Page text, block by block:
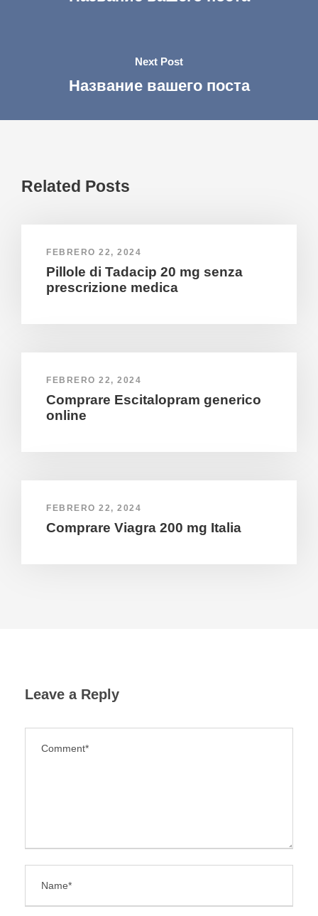
Next Post
Название вашего поста
Related Posts
FEBRERO 22, 2024
Pillole di Tadacip 20 mg senza
prescrizione medica
FEBRERO 22, 2024
Comprare Escitalopram generico
online
FEBRERO 22, 2024
Comprare Viagra 200 mg Italia
Leave a Reply